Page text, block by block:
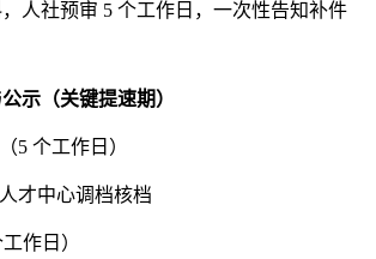
人社预审 5 个工作日，一次性告知补件
示（关键提速期）
5 个工作日）
才中心调档核档
作日）